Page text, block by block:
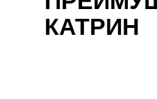
КАТРИН